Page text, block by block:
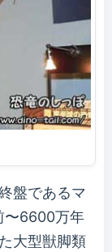
盤であるマ
〜6600万年
大型獣脚類